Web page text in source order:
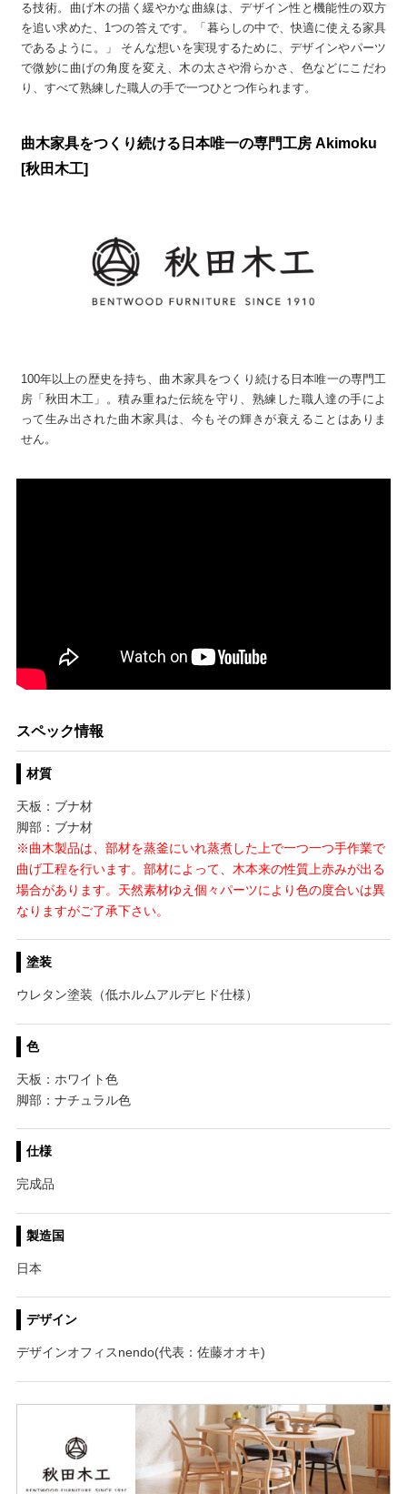
る技術。曲げ木の描く緩やかな曲線は、デザイン性と機能性の双方
を追い求めた、1つの答えです。「暮らしの中で、快適に使える家具
であるように。」 そんな想いを実現するために、デザインやパーツ
で微妙に曲げの角度を変え、木の太さや滑らかさ、色などにこだわ
り、すべて熟練した職人の手で一つひとつ作られます。
曲木家具をつくり続ける日本唯一の専門工房 Akimoku
[秋田木工]
100年以上の歴史を持ち、曲木家具をつくり続ける日本唯一の専門工
房「秋田木工」。積み重ねた伝統を守り、熟練した職人達の手によ
って生み出された曲木家具は、今もその輝きが衰えることはありま
せん。
スペック情報
材質
天板：ブナ材
脚部：ブナ材
※曲木製品は、部材を蒸釜にいれ蒸煮した上で一つ一つ手作業で
曲げ工程を行います。部材によって、木本来の性質上赤みが出る
場合があります。天然素材ゆえ個々パーツにより色の度合いは異
なりますがご了承下さい。
塗装
ウレタン塗装（低ホルムアルデヒド仕様）
色
天板：ホワイト色
脚部：ナチュラル色
仕様
完成品
製造国
日本
デザイン
デザインオフィスnendo(代表：佐藤オオキ)